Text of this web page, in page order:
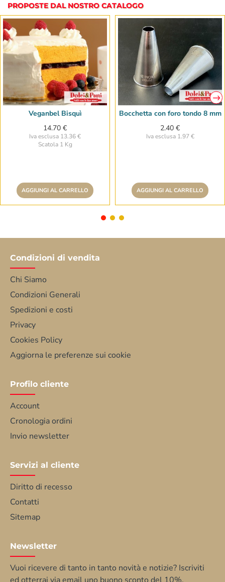
PROPOSTE DAL NOSTRO CATALOGO
Veganbel Bisquì
14.70 €
Iva esclusa 13.36 €
Scatola 1 Kg
AGGIUNGI AL CARRELLO
Bocchetta con foro tondo 8 mm
2.40 €
Iva esclusa 1.97 €
AGGIUNGI AL CARRELLO
Condizioni di vendita
Chi Siamo
Condizioni Generali
Spedizioni e costi
Privacy
Cookies Policy
Aggiorna le preferenze sui cookie
Profilo cliente
Account
Cronologia ordini
Invio newsletter
Servizi al cliente
Diritto di recesso
Contatti
Sitemap
Newsletter
Vuoi ricevere di tanto in tanto novità e notizie? Iscriviti